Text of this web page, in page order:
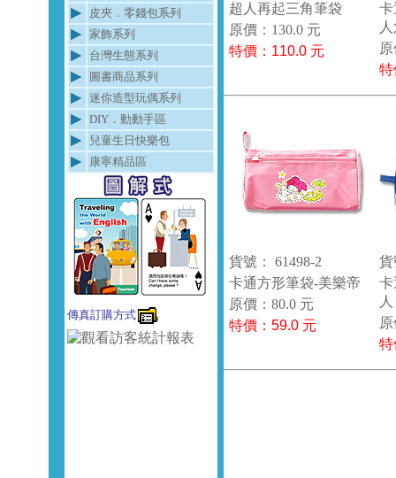
皮夾．零錢包系列
家飾系列
台灣生態系列
圖書商品系列
迷你造型玩偶系列
DIY．動動手區
兒童生日快樂包
康寧精品區
傳真訂購方式
超人再起三角筆袋
原價：130.0 元
特價： 110.0元
卡
特
貨號： 61498-2
卡通方形筆袋-美樂帝
原價：80.0 元
特價： 59.0元
貨
卡
人
特